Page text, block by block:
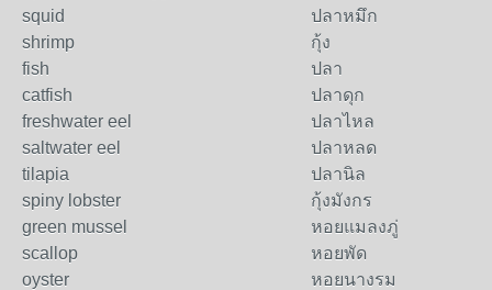
squid
ปลาหมึก
shrimp
กุ้ง
fish
ปลา
catfish
ปลาดุก
freshwater eel
ปลาไหล
saltwater eel
ปลาหลด
tilapia
ปลานิล
spiny lobster
กุ้งมังกร
green mussel
หอยแมลงภู่
scallop
หอยพัด
oyster
หอยนางรม